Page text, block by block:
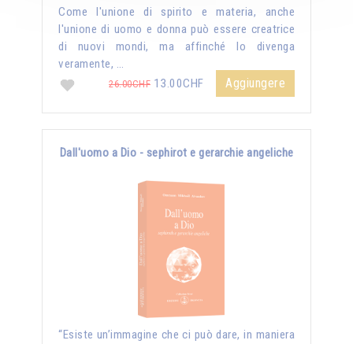
Come l'unione di spirito e materia, anche
l'unione di uomo e donna può essere creatrice
di nuovi mondi, ma affinché lo divenga
veramente, …
26.00CHF 13.00CHF Aggiungere
Dall'uomo a Dio - sephirot e gerarchie angeliche
“Esiste un’immagine che ci può dare, in maniera